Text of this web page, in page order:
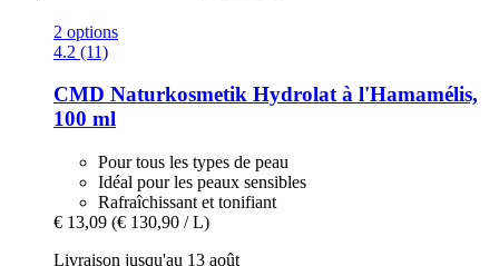
2 options
4.2 (11)
CMD Naturkosmetik Hydrolat à l'Hamamélis,
100 ml
Pour tous les types de peau
Idéal pour les peaux sensibles
Rafraîchissant et tonifiant
€ 13,09 (€ 130,90 / L)
Livraison jusqu'au 13 août